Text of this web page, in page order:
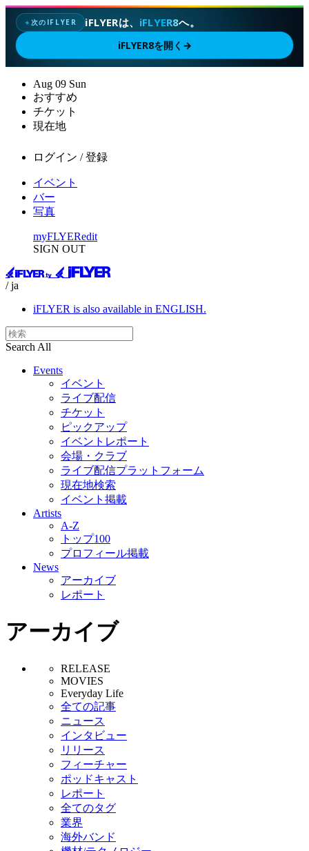
✦次のIFLYER iFLYERは、 iFLYER8へ。
iFLYER8を開く →
Aug 09 Sun
おすすめ
チケット
現在地
ログイン / 登録
イベント
バー
写真
myFLYERedit
SIGN OUT
/ ja
iFLYER is also available in ENGLISH.
Search All
Events
イベント
ライブ配信
チケット
ピックアップ
イベントレポート
会場・クラブ
ライブ配信プラットフォーム
現在地検索
イベント掲載
Artists
A-Z
トップ100
プロフィール掲載
News
アーカイブ
レポート
アーカイブ
RELEASE
MOVIES
Everyday Life
全ての記事
ニュース
インタビュー
リリース
フィーチャー
ポッドキャスト
レポート
全てのタグ
業界
海外バンド